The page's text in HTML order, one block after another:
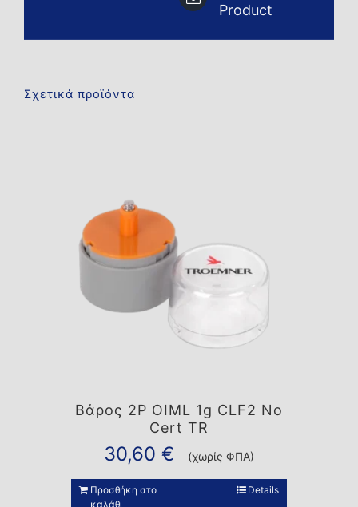
Product
Σχετικά προϊόντα
Βάρος 2P OIML 1g CLF2 No
Cert TR
30,60 € (χωρίς ΦΠΑ)
Προσθήκη στο
καλάθι
Details